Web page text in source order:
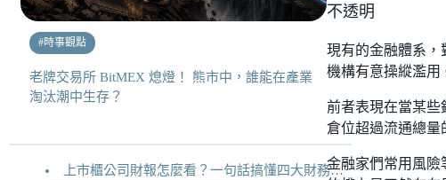
#時事觀點
老牌交易所 BitMEX 熄燈！ 熊市中，誰能在產業
淘汰潮中生存？
上市櫃公司財報怎麼看？一句話搞懂四大財務報表
不透明
現有的金融體系，
機構有意操縱濫用
前者表現在當某些
倉位超過流通總量
金融家們常用風險